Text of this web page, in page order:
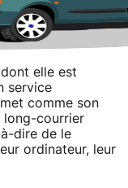
elle est
service
comme son
long-courrier
dire de le
ordinateur, leur